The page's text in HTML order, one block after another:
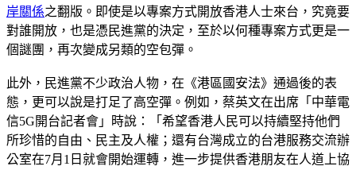
岸關係之翻版。即使是以專案方式開放香港人士來台，究竟要
對誰開放，也是憑民進黨的決定，至於以何種專案方式更是一
個謎團，再次變成另類的空包彈。
此外，民進黨不少政治人物，在《港區國安法》通過後的表
態，更可以說是打足了高空彈。例如，蔡英文在出席「中華電
信5G開台記者會」時說：「希望香港人民可以持續堅持他們
所珍惜的自由、民主及人權；還有台灣成立的台港服務交流辦
公室在7月1日就會開始運轉，進一步提供香港朋友在人道上協